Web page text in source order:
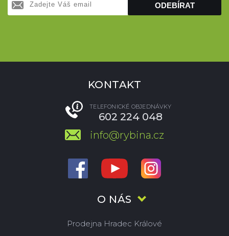
ODEBÍRAT
O NÁS
Prodejna Hradec Králové
KONTAKT
TELEFONICKÉ OBJEDNÁVKY
602 224 048
info@rybina.cz